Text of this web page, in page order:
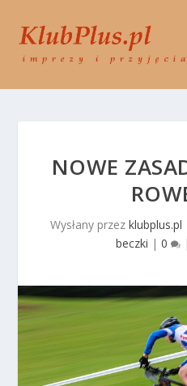
NOWE
Wysłany przez klubplus.pl
beczki | 0